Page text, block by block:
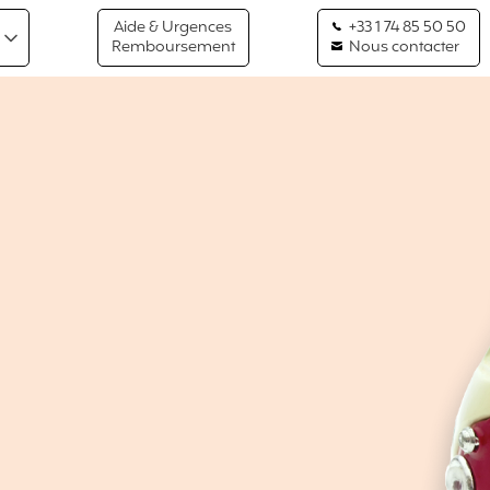
Aide & Urgences
Remboursement
+33 1 74 85 50 50
Nous contacter